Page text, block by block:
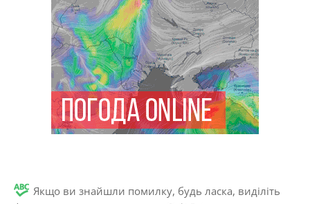
Якщо ви знайшли помилку, будь ласка, виділіть